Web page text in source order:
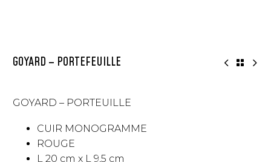
GOYARD – PORTEFEUILLE
GOYARD – PORTEUILLE
CUIR MONOGRAMME
ROUGE
L 20 cm x L 9,5 cm